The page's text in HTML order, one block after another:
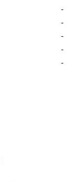
-
-
-
-
-